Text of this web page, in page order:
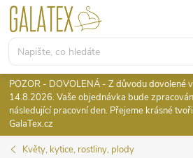
Přejít
obsah
POZOR - DOVOLENÁ - Z důvodu dovolené
14.8.2026. Vaše objednávka bude
následující pracovní den. Přejeme krásné
GalaTex.cz
Květy, kytice, rostliny, plody